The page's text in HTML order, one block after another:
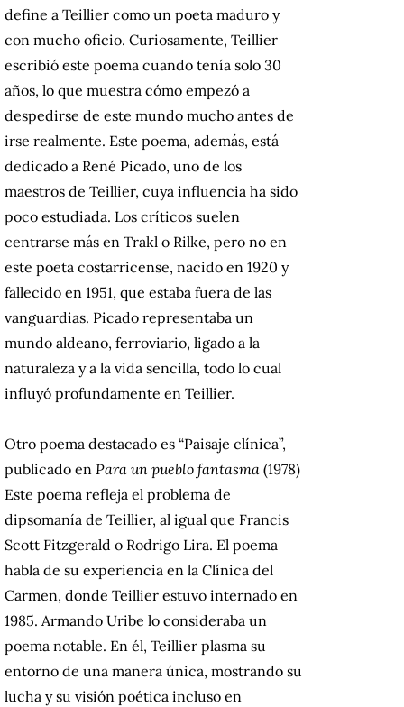
define a Teillier como un poeta maduro y
con mucho oficio. Curiosamente, Teillier
escribió este poema cuando tenía solo 30
años, lo que muestra cómo empezó a
despedirse de este mundo mucho antes de
irse realmente. Este poema, además, está
dedicado a René Picado, uno de los
maestros de Teillier, cuya influencia ha sido
poco estudiada. Los críticos suelen
centrarse más en Trakl o Rilke, pero no en
este poeta costarricense, nacido en 1920 y
fallecido en 1951, que estaba fuera de las
vanguardias. Picado representaba un
mundo aldeano, ferroviario, ligado a la
naturaleza y a la vida sencilla, todo lo cual
influyó profundamente en Teillier.
Otro poema destacado es “Paisaje clínica”,
publicado en Para un pueblo fantasma (1978)
Este poema refleja el problema de
dipsomanía de Teillier, al igual que Francis
Scott Fitzgerald o Rodrigo Lira. El poema
habla de su experiencia en la Clínica del
Carmen, donde Teillier estuvo internado en
1985. Armando Uribe lo consideraba un
poema notable. En él, Teillier plasma su
entorno de una manera única, mostrando su
lucha y su visión poética incluso en